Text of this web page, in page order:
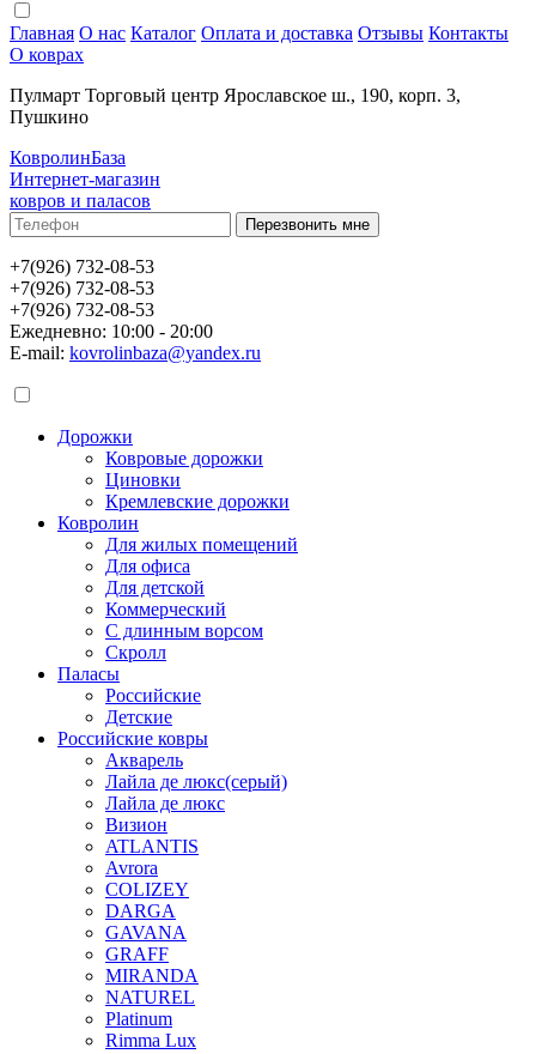
Главная О нас Каталог Оплата и доставка Отзывы Контакты
О коврах
Пулмарт Торговый центр Ярославское ш., 190, корп. 3,
Пушкино
КовролинБаза
Интернет-магазин
ковров и паласов
+7(926) 732-08-53
+7(926) 732-08-53
+7(926) 732-08-53
Ежедневно: 10:00 - 20:00
E-mail: kovrolinbaza@yandex.ru
Дорожки
Ковровые дорожки
Циновки
Кремлевские дорожки
Ковролин
Для жилых помещений
Для офиса
Для детской
Коммерческий
С длинным ворсом
Скролл
Паласы
Российские
Детские
Российские ковры
Акварель
Лайла де люкс(серый)
Лайла де люкс
Визион
ATLANTIS
Avrora
COLIZEY
DARGA
GAVANA
GRAFF
MIRANDA
NATUREL
Platinum
Rimma Lux